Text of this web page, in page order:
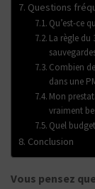
Questions
Qu’est-ce
La règle du
Combien
dans une
Mon
vraiment
Quel
Conclusion
Vous pensez